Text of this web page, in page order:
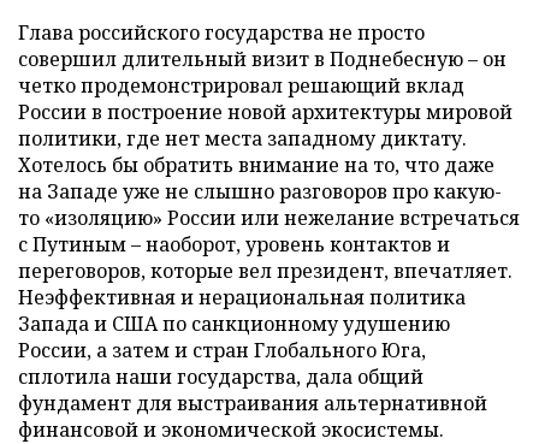
Глава российского государства не просто
совершил длительный визит в Поднебесную – он
четко продемонстрировал решающий вклад
России в построение новой архитектуры мировой
политики, где нет места западному диктату.
Хотелось бы обратить внимание на то, что даже
на Западе уже не слышно разговоров про какую-
то «изоляцию» России или нежелание встречаться
с Путиным – наоборот, уровень контактов и
переговоров, которые вел президент, впечатляет.
Неэффективная и нерациональная политика
Запада и США по санкционному удушению
России, а затем и стран Глобального Юга,
сплотила наши государства, дала общий
фундамент для выстраивания альтернативной
финансовой и экономической экосистемы.